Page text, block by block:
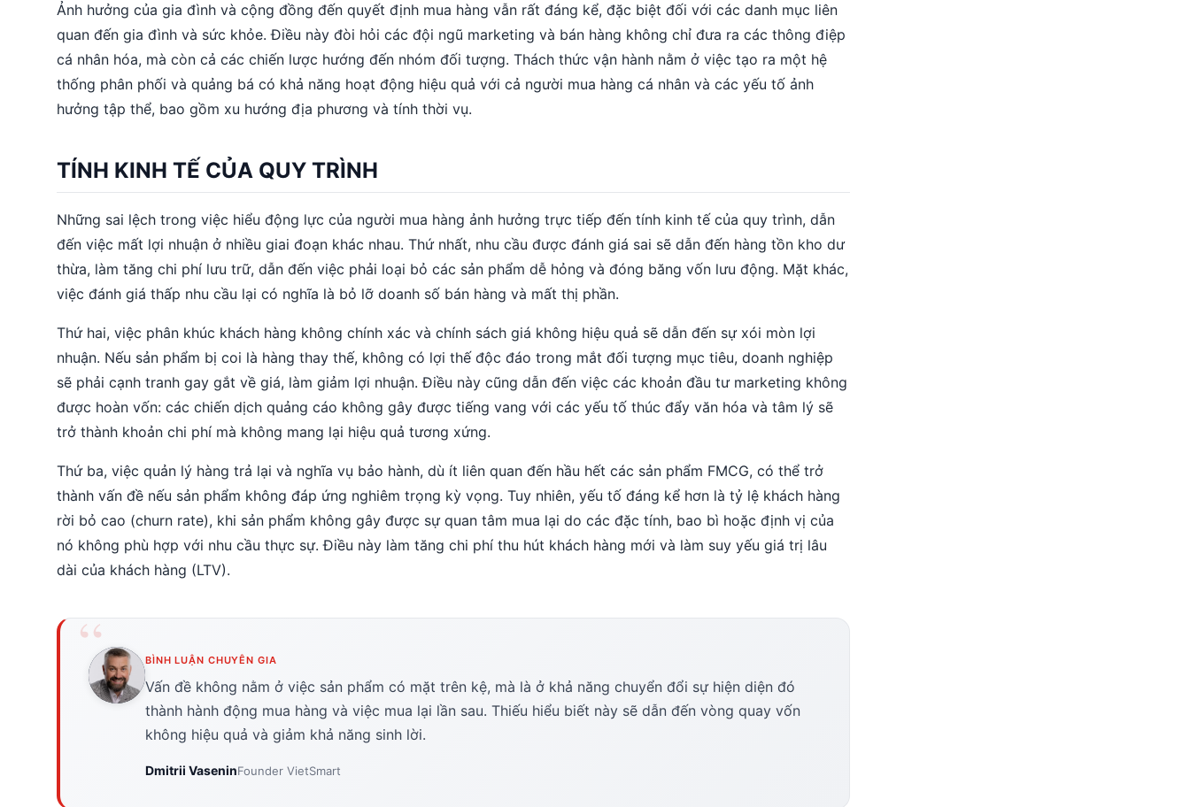
Ảnh hưởng của gia đình và cộng đồng đến quyết định mua hàng vẫn rất đáng kể, đặc biệt đối với các danh mục liên
quan đến gia đình và sức khỏe. Điều này đòi hỏi các đội ngũ marketing và bán hàng không chỉ đưa ra các thông điệp
cá nhân hóa, mà còn cả các chiến lược hướng đến nhóm đối tượng. Thách thức vận hành nằm ở việc tạo ra một hệ
thống phân phối và quảng bá có khả năng hoạt động hiệu quả với cả người mua hàng cá nhân và các yếu tố ảnh
hưởng tập thể, bao gồm xu hướng địa phương và tính thời vụ.
TÍNH KINH TẾ CỦA QUY TRÌNH
Những sai lệch trong việc hiểu động lực của người mua hàng ảnh hưởng trực tiếp đến tính kinh tế của quy trình, dẫn
đến việc mất lợi nhuận ở nhiều giai đoạn khác nhau. Thứ nhất, nhu cầu được đánh giá sai sẽ dẫn đến hàng tồn kho dư
thừa, làm tăng chi phí lưu trữ, dẫn đến việc phải loại bỏ các sản phẩm dễ hỏng và đóng băng vốn lưu động. Mặt khác,
việc đánh giá thấp nhu cầu lại có nghĩa là bỏ lỡ doanh số bán hàng và mất thị phần.
Thứ hai, việc phân khúc khách hàng không chính xác và chính sách giá không hiệu quả sẽ dẫn đến sự xói mòn lợi
nhuận. Nếu sản phẩm bị coi là hàng thay thế, không có lợi thế độc đáo trong mắt đối tượng mục tiêu, doanh nghiệp
sẽ phải cạnh tranh gay gắt về giá, làm giảm lợi nhuận. Điều này cũng dẫn đến việc các khoản đầu tư marketing không
được hoàn vốn: các chiến dịch quảng cáo không gây được tiếng vang với các yếu tố thúc đẩy văn hóa và tâm lý sẽ
trở thành khoản chi phí mà không mang lại hiệu quả tương xứng.
Thứ ba, việc quản lý hàng trả lại và nghĩa vụ bảo hành, dù ít liên quan đến hầu hết các sản phẩm FMCG, có thể trở
thành vấn đề nếu sản phẩm không đáp ứng nghiêm trọng kỳ vọng. Tuy nhiên, yếu tố đáng kể hơn là tỷ lệ khách hàng
rời bỏ cao (churn rate), khi sản phẩm không gây được sự quan tâm mua lại do các đặc tính, bao bì hoặc định vị của
nó không phù hợp với nhu cầu thực sự. Điều này làm tăng chi phí thu hút khách hàng mới và làm suy yếu giá trị lâu
dài của khách hàng (LTV).
BÌNH LUẬN CHUYÊN GIA
Vấn đề không nằm ở việc sản phẩm có mặt trên kệ, mà là ở khả năng chuyển đổi sự hiện diện đó
thành hành động mua hàng và việc mua lại lần sau. Thiếu hiểu biết này sẽ dẫn đến vòng quay vốn
không hiệu quả và giảm khả năng sinh lời.
Dmitrii VaseninFounder VietSmart